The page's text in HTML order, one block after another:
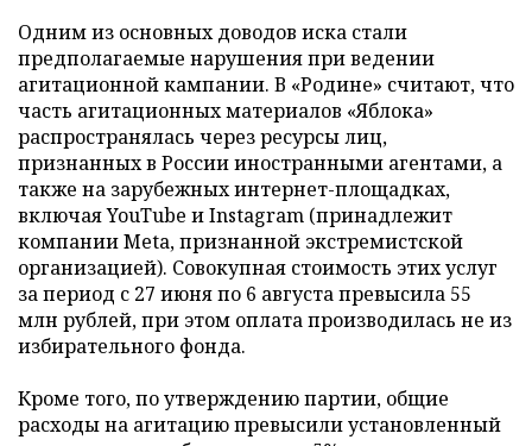
Одним из основных доводов иска стали
предполагаемые нарушения при ведении
агитационной кампании. В «Родине» считают, что
часть агитационных материалов «Яблока»
распространялась через ресурсы лиц,
признанных в России иностранными агентами, а
также на зарубежных интернет-площадках,
включая YouTube и Instagram (принадлежит
компании Meta, признанной экстремистской
организацией). Совокупная стоимость этих услуг
за период с 27 июня по 6 августа превысила 55
млн рублей, при этом оплата производилась не из
избирательного фонда.
Кроме того, по утверждению партии, общие
расходы на агитацию превысили установленный